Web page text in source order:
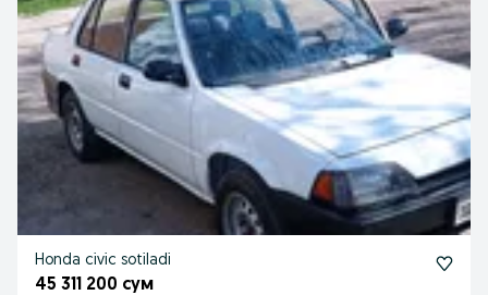
Honda civic sotiladi
45 311 200 сум